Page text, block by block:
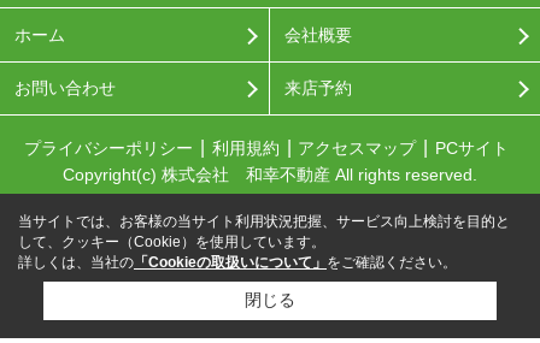
ホーム 会社概要
お問い合わせ 来店予約
プライバシーポリシー 利用規約 アクセスマップ
PCサイト
Copyright(c) 株式会社 和幸不動産 All rights reserved.
当サイトでは、お客様の当サイト利用状況把握、サービス向上検討を目的と
して、クッキー（Cookie）を使用しています。
詳しくは、当社の 「Cookieの取扱いについて」 をご確認ください。
閉じる